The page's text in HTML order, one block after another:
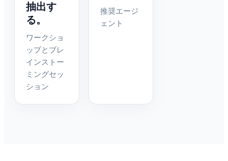
抽出す
る。
ワークショ
ップとブレ
インストー
ミングセッ
ション
推奨エージ
ェント